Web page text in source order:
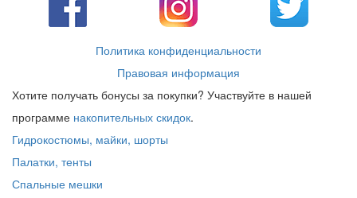
Политика конфиденциальности
Правовая информация
Хотите получать бонусы за покупки? Участвуйте в нашей
программе накопительных скидок.
Гидрокостюмы, майки, шорты
Палатки, тенты
Спальные мешки